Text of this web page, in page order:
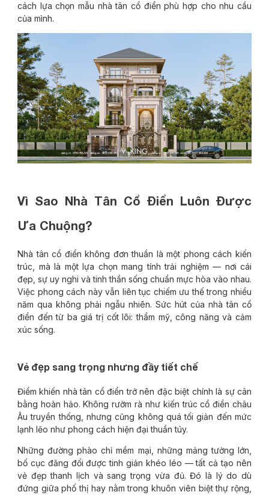
cách lựa chọn mẫu nhà tân cổ điển phù hợp cho nhu cầu
của mình.
Vì Sao Nhà Tân Cổ Điển Luôn Được
Ưa Chuộng?
Nhà tân cổ điển không đơn thuần là một phong cách kiến
trúc, mà là một lựa chọn mang tính trải nghiệm — nơi cái
đẹp, sự uy nghi và tinh thần sống chuẩn mực hòa vào nhau.
Việc phong cách này vẫn liên tục chiếm ưu thế trong nhiều
năm qua không phải ngẫu nhiên. Sức hút của nhà tân cổ
điển đến từ ba giá trị cốt lõi: thẩm mỹ, công năng và cảm
xúc sống.
Vẻ đẹp sang trọng nhưng đầy tiết chế
Điểm khiến nhà tân cổ điển trở nên đặc biệt chính là sự cân
bằng hoàn hảo. Không rườm rà như kiến trúc cổ điển châu
Âu truyền thống, nhưng cũng không quá tối giản đến mức
lạnh lẽo như phong cách hiện đại thuần túy.
Những đường phào chỉ mềm mại, những mảng tường lớn,
bố cục đăng đối được tinh giản khéo léo — tất cả tạo nên
vẻ đẹp thanh lịch và sang trọng vừa đủ. Đó là lý do dù
đứng giữa phố thị hay nằm trong khuôn viên biệt thự rộng,